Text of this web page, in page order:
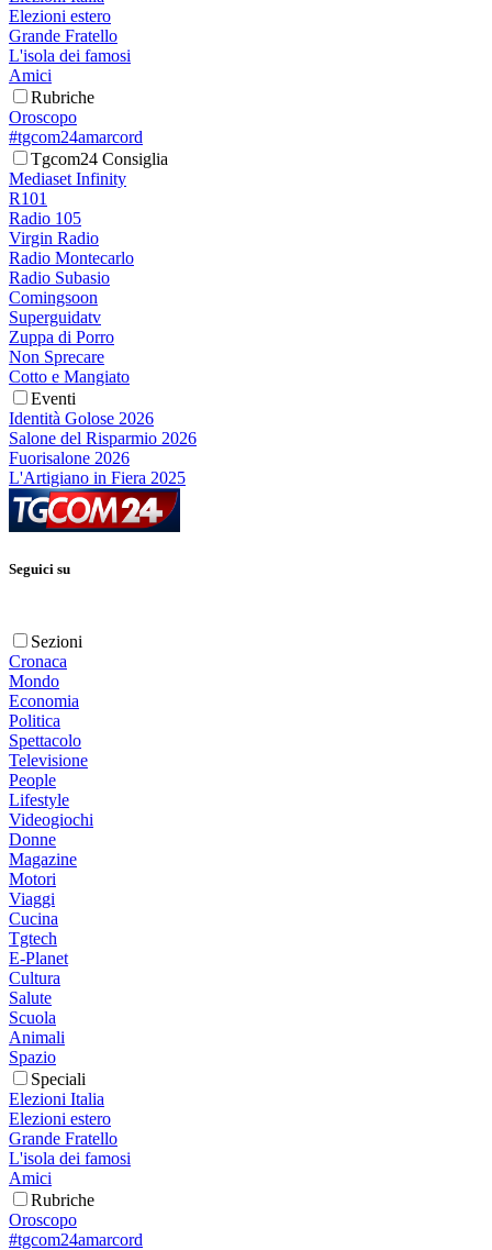
Elezioni estero
Grande Fratello
L'isola dei famosi
Amici
Rubriche
Oroscopo
#tgcom24amarcord
Tgcom24 Consiglia
Mediaset Infinity
R101
Radio 105
Virgin Radio
Radio Montecarlo
Radio Subasio
Comingsoon
Superguidatv
Zuppa di Porro
Non Sprecare
Cotto e Mangiato
Eventi
Identità Golose 2026
Salone del Risparmio 2026
Fuorisalone 2026
L'Artigiano in Fiera 2025
Seguici su
Sezioni
Cronaca
Mondo
Economia
Politica
Spettacolo
Televisione
People
Lifestyle
Videogiochi
Donne
Magazine
Motori
Viaggi
Cucina
Tgtech
E-Planet
Cultura
Salute
Scuola
Animali
Spazio
Speciali
Elezioni Italia
Elezioni estero
Grande Fratello
L'isola dei famosi
Amici
Rubriche
Oroscopo
#tgcom24amarcord